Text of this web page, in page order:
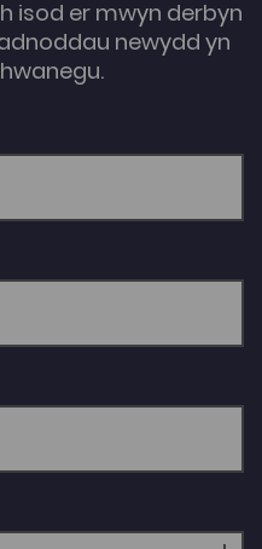
isod er mwyn derbyn
newydd yn